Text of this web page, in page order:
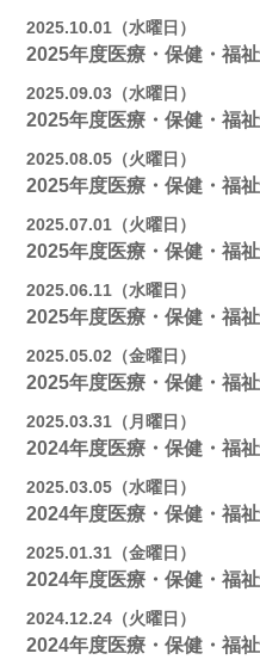
2025.10.01（水曜日）
2025年度医療・保健・福祉
2025.09.03（水曜日）
2025年度医療・保健・福祉
2025.08.05（火曜日）
2025年度医療・保健・福祉
2025.07.01（火曜日）
2025年度医療・保健・福祉
2025.06.11（水曜日）
2025年度医療・保健・福祉
2025.05.02（金曜日）
2025年度医療・保健・福祉
2025.03.31（月曜日）
2024年度医療・保健・福祉
2025.03.05（水曜日）
2024年度医療・保健・福祉
2025.01.31（金曜日）
2024年度医療・保健・福祉
2024.12.24（火曜日）
2024年度医療・保健・福